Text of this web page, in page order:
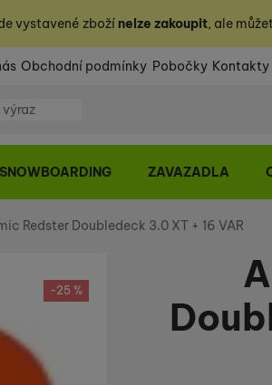
vystavené zboží nelze zakoupit, ale
Obchodní podmínky Pobočky Kontakty
SNOWBOARDING ZAVAZADLA
Redster Doubledeck 3.0 XT + 16 VAR
-25 %